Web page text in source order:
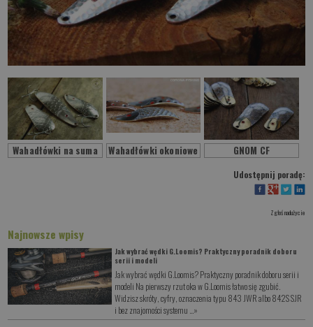
Wahadłówki na suma Wahadłówki okoniowe GNOM CF
Udostępnij poradę:
Zgłoś nadużycie
Najnowsze wpisy
Jak wybrać wędki G.Loomis? Praktyczny poradnik doboru
serii i modeli
Jak wybrać wędki G.Loomis? Praktyczny poradnik doboru serii i
modeli Na pierwszy rzut oka w G.Loomis łatwo się zgubić.
Widzisz skróty, cyfry, oznaczenia typu 843 JWR albo 842S SJR
i bez znajomości systemu ... »